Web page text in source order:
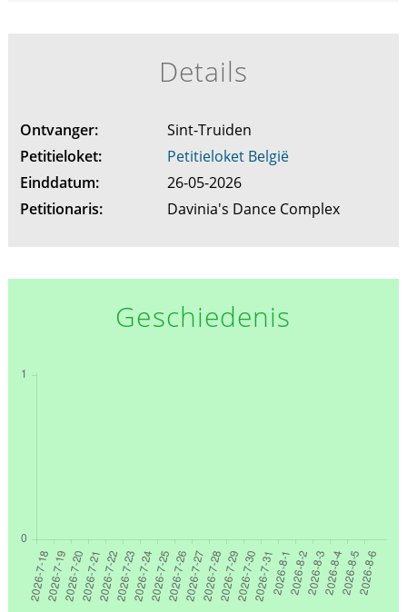
Details
Ontvanger:
Sint-Truiden
Petitieloket:
Petitieloket België
Einddatum:
26-05-2026
Petitionaris:
Davinia's Dance Complex
Geschiedenis